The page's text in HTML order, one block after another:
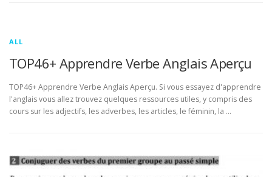
ALL
TOP46+ Apprendre Verbe Anglais Aperçu
TOP46+ Apprendre Verbe Anglais Aperçu. Si vous essayez d'apprendre
l'anglais vous allez trouvez quelques ressources utiles, y compris des
cours sur les adjectifs, les adverbes, les articles, le féminin, la …